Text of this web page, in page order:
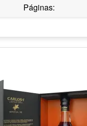
Páginas: